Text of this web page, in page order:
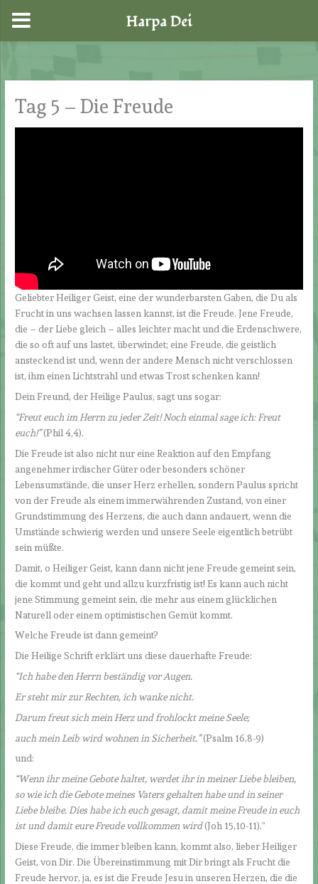
springen
Tag 5 – Die Freude
Geliebter Heiliger Geist, eine der wunderbarsten Gaben, die Du als
Frucht in uns wachsen lassen kannst, ist die Freude. Jene Freude,
die – der Liebe gleich – alles leichter macht und die Erdenschwere,
die so oft auf uns lastet, überwindet; eine Freude, die geistlich
ansteckend ist und, wenn der andere Mensch nicht verschlossen
ist, ihm einen Lichtstrahl und etwas Trost schenken kann!
Dein Freund, der Heilige Paulus, sagt uns sogar:
“Freut euch im Herrn zu jeder Zeit! Noch einmal sage ich: Freut
euch!”(Phil 4,4).
Die Freude ist also nicht nur eine Reaktion auf den Empfang
angenehmer irdischer Güter oder besonders schöner
Lebensumstände, die unser Herz erhellen, sondern Paulus spricht
von der Freude als einem immerwährenden Zustand, von einer
Grundstimmung des Herzens, die auch dann andauert, wenn die
Umstände schwierig werden und unsere Seele eigentlich betrübt
sein müßte.
Damit, o Heiliger Geist, kann dann nicht jene Freude gemeint sein,
die kommt und geht und allzu kurzfristig ist! Es kann auch nicht
jene Stimmung gemeint sein, die mehr aus einem glücklichen
Naturell oder einem optimistischen Gemüt kommt.
Welche Freude ist dann gemeint?
Die Heilige Schrift erklärt uns diese dauerhafte Freude:
“Ich habe den Herrn beständig vor Augen.
Er steht mir zur Rechten, ich wanke nicht.
Darum freut sich mein Herz und frohlockt meine Seele;
auch mein Leib wird wohnen in Sicherheit.”(Psalm 16,8-9)
und:
“Wenn ihr meine Gebote haltet, werdet ihr in meiner Liebe bleiben,
so wie ich die Gebote meines Vaters gehalten habe und in seiner
Liebe bleibe. Dies habe ich euch gesagt, damit meine Freude in euch
ist und damit eure Freude vollkommen wird(Joh 15,10-11).”
Diese Freude, die immer bleiben kann, kommt also, lieber Heiliger
Geist, von Dir. Die Übereinstimmung mit Dir bringt als Frucht die
Freude hervor, ja, es ist die Freude Jesu in unseren Herzen, die die
Harpa Dei